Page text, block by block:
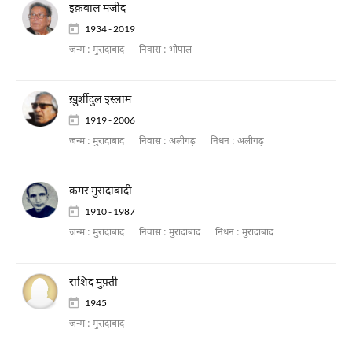
इक़बाल मजीद
1934 - 2019
जन्म : मुरादाबाद निवास : भोपाल
ख़ुर्शीदुल इस्लाम
1919 - 2006
जन्म : मुरादाबाद निवास : अलीगढ़ निधन : अलीगढ़
क़मर मुरादाबादी
1910 - 1987
जन्म : मुरादाबाद निवास : मुरादाबाद निधन : मुरादाबाद
राशिद मुफ़्ती
1945
जन्म : मुरादाबाद